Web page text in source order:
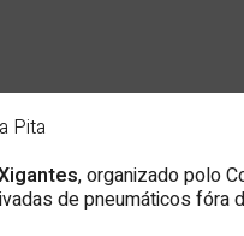
Pita
, organizado polo
de pneumáticos